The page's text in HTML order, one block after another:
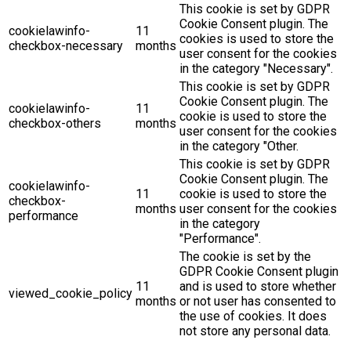
cookielawinfo-
checkbox-necessary
11
months
This cookie is set by GDPR
Cookie Consent plugin. The
cookies is used to store the
user consent for the cookies
in the category "Necessary".
cookielawinfo-
checkbox-others
11
months
This cookie is set by GDPR
Cookie Consent plugin. The
cookie is used to store the
user consent for the cookies
in the category "Other.
cookielawinfo-
checkbox-
performance
11
months
This cookie is set by GDPR
Cookie Consent plugin. The
cookie is used to store the
user consent for the cookies
in the category
"Performance".
viewed_cookie_policy 11
months
The cookie is set by the
GDPR Cookie Consent plugin
and is used to store whether
or not user has consented to
the use of cookies. It does
not store any personal data.